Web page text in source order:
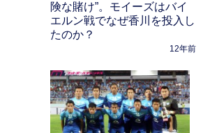
険な賭け”。モイーズはバイ
エルン戦でなぜ香川を投入し
たのか？
12年前